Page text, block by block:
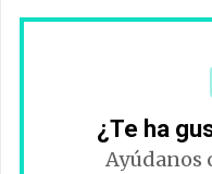
¿Te ha
Ayúdanos